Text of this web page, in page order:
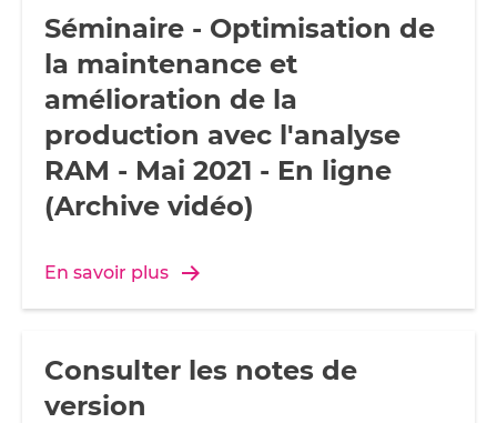
Séminaire - Optimisation de
la maintenance et
amélioration de la
production avec l'analyse
RAM - Mai 2021 - En ligne
(Archive vidéo)
En savoir plus
Consulter les notes de
version